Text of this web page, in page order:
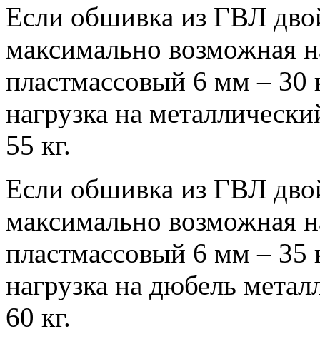
Если обшивка из ГВЛ
максимально возможная
пластмассовый 6 мм – 30
нагрузка на
55 кг.
Если обшивка из ГВЛ
максимально возможная
пластмассовый 6 мм – 35
нагрузка на дюбель
60 кг.